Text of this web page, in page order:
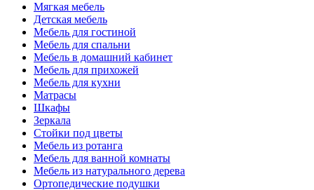
Мягкая мебель
Детская мебель
Мебель для гостиной
Мебель для спальни
Мебель в домашний кабинет
Мебель для прихожей
Мебель для кухни
Матрасы
Шкафы
Зеркала
Стойки под цветы
Мебель из ротанга
Мебель для ванной комнаты
Мебель из натурального дерева
Ортопедические подушки